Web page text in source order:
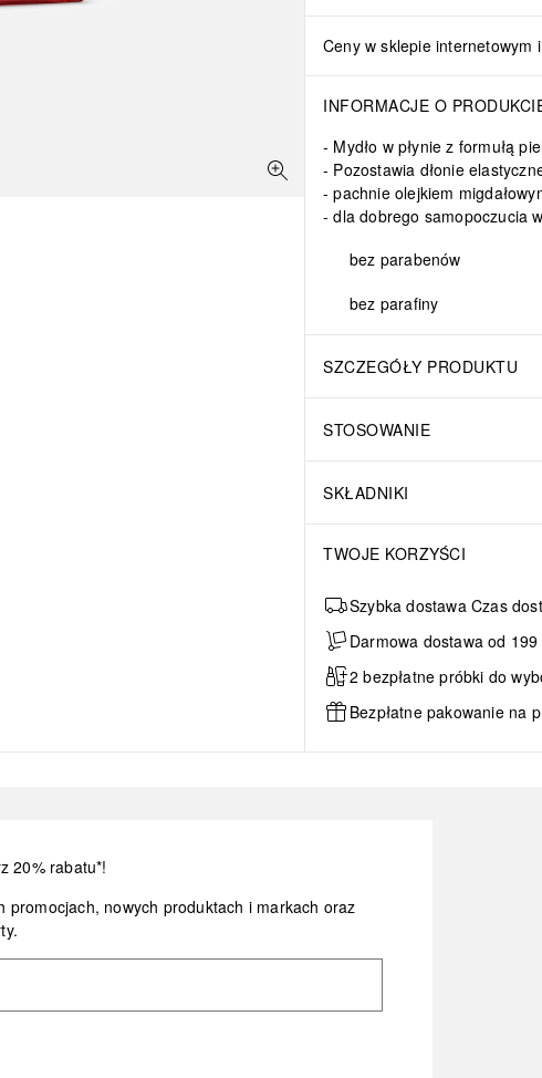
Ceny w sklepie internetowym
INFORMACJE O
Mydło w płynie z formułą
Pozostawia dłonie
pachnie olejkiem
dla dobrego samopoczucia
bez parabenów
bez parafiny
SZCZEGÓŁY PRODUKTU
STOSOWANIE
SKŁADNIKI
TWOJE KORZYŚCI
Szybka dostawa Czas
Darmowa dostawa od
2 bezpłatne próbki do
Bezpłatne pakowanie na
20% rabatu*!
promocjach, nowych produktach i markach oraz